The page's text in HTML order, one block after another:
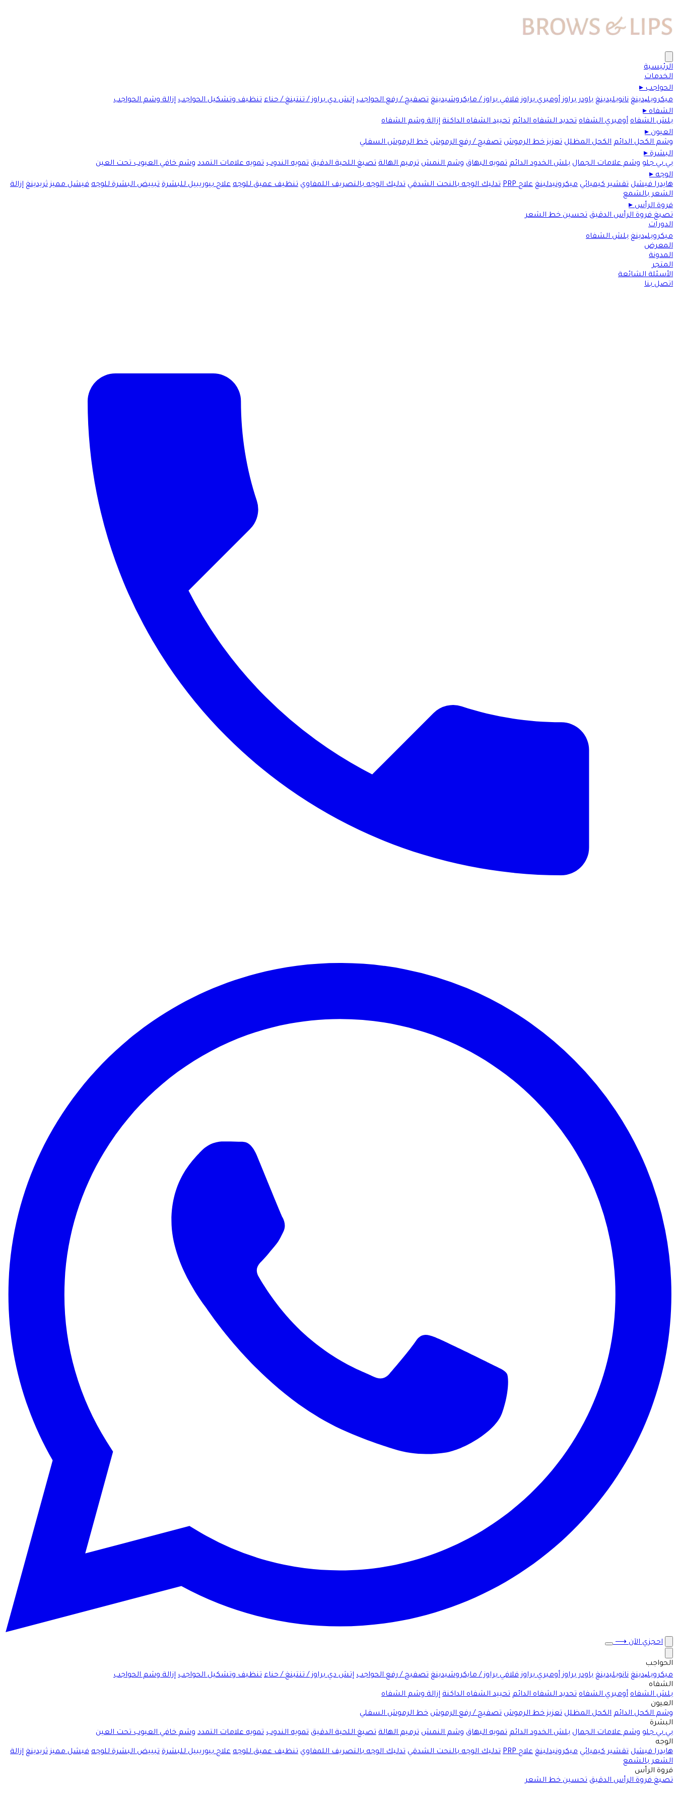
الرئيسية
الخدمات
الحواجب▸
ميكروبلیدينغ نانوبليدينغ باودر براوز أومبري براوز فلافي براوز / مايكروشيدينغ تصفيح / رفع الحواجب إتش دي براوز / تنتينغ / حناء تنظيف وتشكيل الحواجب إزالة وشم الحواجب
الشفاه▸
بلش الشفاه أومبري الشفاه تحديد الشفاه الدائم تحييد الشفاه الداكنة إزالة وشم الشفاه
العيون▸
وشم الكحل الدائم الكحل المظلل تعزيز خط الرموش تصفيح / رفع الرموش خط الرموش السفلي
البشرة▸
بي بي جلو وشم علامات الجمال بلش الخدود الدائم تمويه البهاق وشم النمش ترميم الهالة تصبغ اللحية الدقيق تمويه الندوب تمويه علامات التمدد وشم خافي العيوب تحت العين
الوجه▸
هايدرا فيشل تقشير كيميائي ميكرونيدلينغ علاج PRP تدليك الوجه بالنحت الشدقي تدليك الوجه بالتصريف اللمفاوي تنظيف عميق للوجه علاج بيوريبيل للبشرة تبييض البشرة للوجه فيشل مميز ثريدينغ إزالة
الشعر بالشمع
فروة الرأس▸
تصبغ فروة الرأس الدقيق تحسين خط الشعر
الدورات
ميكروبلیدينغ بلش الشفاه
المعرض
المدونة
المتجر
الأسئلة الشائعة
اتصل بنا
احجزي الآن⟶
الحواجب
ميكروبلیدينغ نانوبليدينغ باودر براوز أومبري براوز فلافي براوز / مايكروشيدينغ تصفيح / رفع الحواجب إتش دي براوز / تنتينغ / حناء تنظيف وتشكيل الحواجب إزالة وشم الحواجب
الشفاه
بلش الشفاه أومبري الشفاه تحديد الشفاه الدائم تحييد الشفاه الداكنة إزالة وشم الشفاه
العيون
وشم الكحل الدائم الكحل المظلل تعزيز خط الرموش تصفيح / رفع الرموش خط الرموش السفلي
البشرة
بي بي جلو وشم علامات الجمال بلش الخدود الدائم تمويه البهاق وشم النمش ترميم الهالة تصبغ اللحية الدقيق تمويه الندوب تمويه علامات التمدد وشم خافي العيوب تحت العين
الوجه
هايدرا فيشل تقشير كيميائي ميكرونيدلينغ علاج PRP تدليك الوجه بالنحت الشدقي تدليك الوجه بالتصريف اللمفاوي تنظيف عميق للوجه علاج بيوريبيل للبشرة تبييض البشرة للوجه فيشل مميز ثريدينغ إزالة
الشعر بالشمع
فروة الرأس
تصبغ فروة الرأس الدقيق تحسين خط الشعر